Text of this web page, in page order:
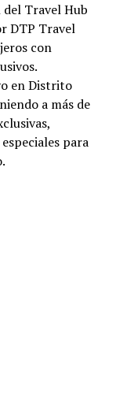
del Travel Hub
DTP Travel
con
en Distrito
a más de
para